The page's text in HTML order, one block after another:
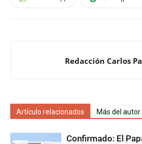
Redacción Carlos
Artículo relacionados Más del autor
Confirmado: El